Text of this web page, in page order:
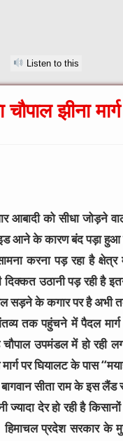
Listen to this
झीना
को सीधा जोड़ने
आने के कारण बंद पड़ा
करना पड़ रहा है
दिक्कत उठानी पड़ रही
सड़ने के कगार पर है अभी
तक पहुंचने में पैदल
उपमंडल में हो रही
पर घियालट के पास
सीता राम के इस
देर हो रही है
प्रदेश सरकार के